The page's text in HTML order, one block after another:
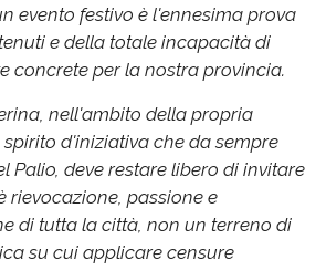
evento festivo è l'ennesima prova
e della totale incapacità di
concrete per la nostra provincia.
nell'ambito della propria
d'iniziativa che da sempre
Palio, deve restare libero di invitare
rievocazione, passione e
di tutta la città, non un terreno di
su cui applicare censure